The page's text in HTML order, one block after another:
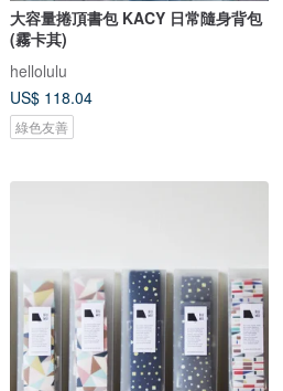
大容量捲頂書包 KACY 日常隨身背包
(霧卡其)
hellolulu
US$ 118.04
綠色友善